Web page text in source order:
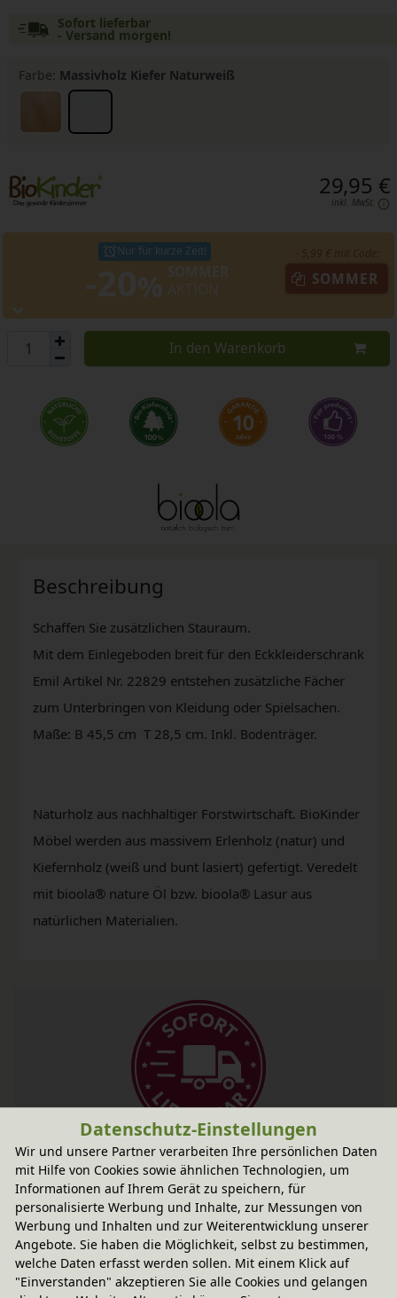
Sofort lieferbar
- Versand morgen!
Farbe: Massivholz Kiefer Naturweiß
29,95 €
inkl. MwSt.
Nur für kurze Zeit!
SOMMER
In den Warenkorb
Beschreibung
Schaffen Sie zusätzlichen Stauraum.
Mit dem Einlegeboden breit für den Eckkleiderschrank
Emil Artikel Nr. 22829 entstehen zusätzliche Fächer
zum Unterbringen von Kleidung oder Spielsachen.
Maße: B 45,5 cm T 28,5 cm. Inkl. Bodenträger.
Naturholz aus nachhaltiger Forstwirtschaft. BioKinder
Möbel werden aus massivem Erlenholz (natur) und
Kiefernholz (weiß und bunt lasiert) gefertigt. Veredelt
mit bioola® nature Öl bzw. bioola® Lasur aus
natürlichen Materialien.
Fairer Paketversand
5,95 € innerhalb ...
Sofort lieferbar- Versand morgen!
CO2 -neutraler Paketversand
weitere Informationen
Datenschutz-Einstellungen
Wir und unsere Partner verarbeiten Ihre persönlichen Daten
mit Hilfe von Cookies sowie ähnlichen Technologien, um
Informationen auf Ihrem Gerät zu speichern, für
personalisierte Werbung und Inhalte, zur Messungen von
Werbung und Inhalten und zur Weiterentwicklung unserer
Angebote. Sie haben die Möglichkeit, selbst zu bestimmen,
welche Daten erfasst werden sollen. Mit einem Klick auf
"Einverstanden" akzeptieren Sie alle Cookies und gelangen